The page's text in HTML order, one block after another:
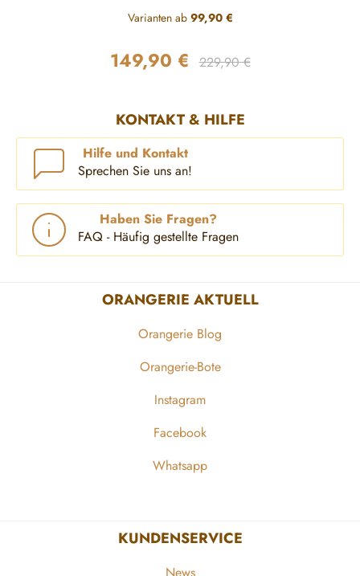
Varianten ab99,90 €
Verkaufspreis:
149,90 € Regulärer Preis:
229,90 €
KONTAKT & HILFE
Hilfe und Kontakt
Sprechen Sie uns an!
Haben Sie Fragen?
FAQ - Häufig gestellte Fragen
ORANGERIE AKTUELL
Orangerie Blog
Orangerie-Bote
Instagram
Facebook
Whatsapp
KUNDENSERVICE